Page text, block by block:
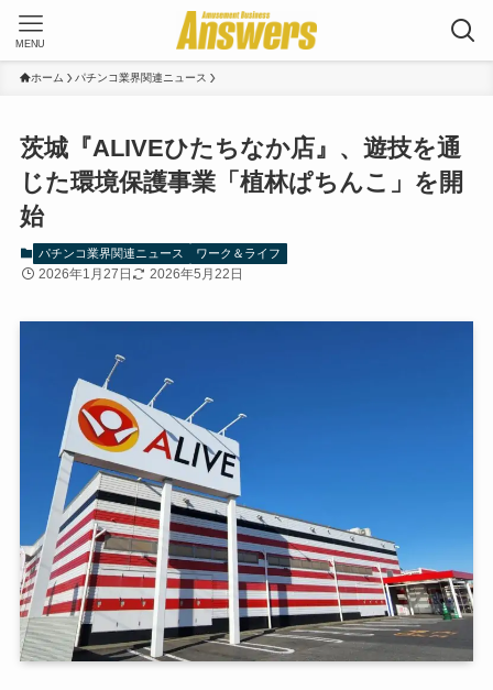
MENU
ホーム パチンコ業界関連ニュース
茨城『ALIVEひたちなか店』、遊技を通
じた環境保護事業「植林ぱちんこ」を開
始
パチンコ業界関連ニュース ワーク＆ライフ
2026年1月27日 2026年5月22日